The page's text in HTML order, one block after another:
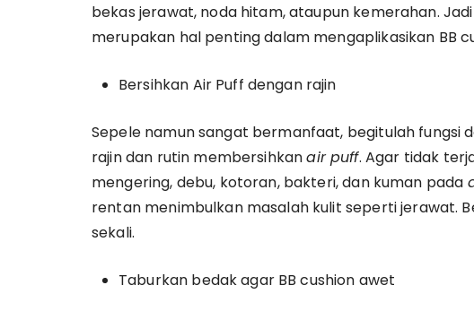
bekas jerawat, noda hitam, ataupun kemerahan.
merupakan hal penting dalam mengaplikasikan BB
Bersihkan Air Puff dengan rajin
Sepele namun sangat bermanfaat, begitulah fungsi
rajin dan rutin membersihkanair puff. Agar tidak
mengering, debu, kotoran, bakteri, dan kuman pada
rentan menimbulkan masalah kulit seperti jerawat.
sekali.
Taburkan bedak agar BB cushion awet